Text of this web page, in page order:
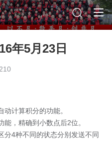
年5月23日
210
计算积分的功能。
，精确到小数点后2位。
分4种不同的状态分别发送不同